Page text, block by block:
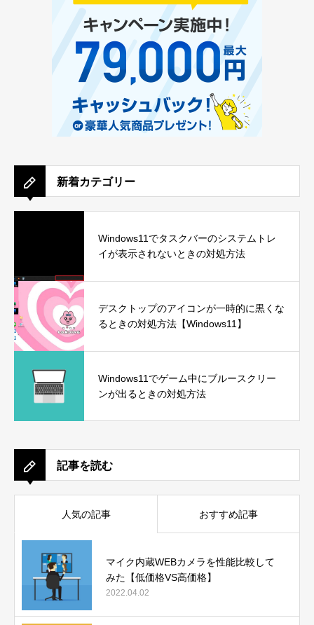
新着カテゴリー
Windows11でタスクバーのシステムトレ
イが表示されないときの対処方法
デスクトップのアイコンが一時的に黒くな
るときの対処方法【Windows11】
Windows11でゲーム中にブルースクリー
ンが出るときの対処方法
記事を読む
人気の記事 おすすめ記事
マイク内蔵WEBカメラを性能比較して
みた【低価格VS高価格】
2022.04.02